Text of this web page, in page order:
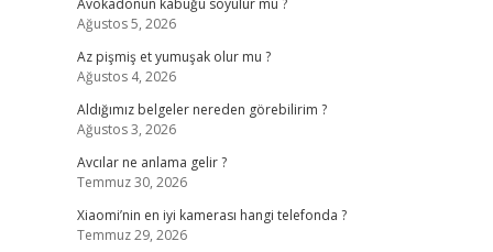
Avokadonun kabuğu soyulur mu ?
Ağustos 5, 2026
Az pişmiş et yumuşak olur mu ?
Ağustos 4, 2026
Aldığımız belgeler nereden görebilirim ?
Ağustos 3, 2026
Avcılar ne anlama gelir ?
Temmuz 30, 2026
Xiaomi’nin en iyi kamerası hangi telefonda ?
Temmuz 29, 2026